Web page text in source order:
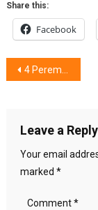
Share this:
Facebook
Post
4 Perempuan Peneliti, Pilihan FWIS
Leave a Reply
Your email
marked *
Comment*